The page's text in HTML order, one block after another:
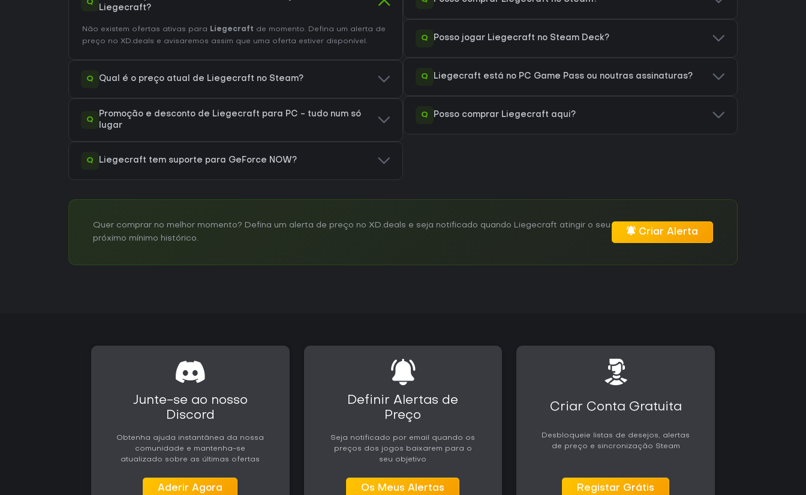
Q
Liegecraft?
Não existem ofertas ativas para Liegecraft de momento. Defina um alerta de
preço no XD.deals e avisaremos assim que uma oferta estiver disponível.
Q Qual é o preço atual de Liegecraft no Steam?
Q
Promoção e desconto de Liegecraft para PC - tudo num só
lugar
Q Liegecraft tem suporte para GeForce NOW?
Q Posso jogar Liegecraft no Steam Deck?
Q Liegecraft está no PC Game Pass ou noutras assinaturas?
Q Posso comprar Liegecraft aqui?
Quer comprar no melhor momento? Defina um alerta de preço no XD.deals e seja notificado quando Liegecraft atingir o seu
próximo mínimo histórico.
Criar Alerta
Junte-se ao nosso
Discord
Obtenha ajuda instantânea da nossa
comunidade e mantenha-se
atualizado sobre as últimas ofertas
Aderir Agora
Definir Alertas de
Preço
Seja notificado por email quando os
preços dos jogos baixarem para o
seu objetivo
Os Meus Alertas
Criar Conta Gratuita
Desbloqueie listas de desejos, alertas
de preço e sincronização Steam
Registar Grátis